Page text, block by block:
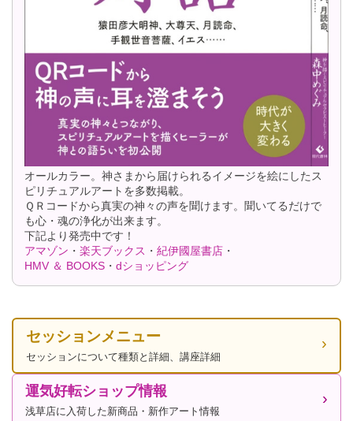
オールカラー。神さまから届けられるイメージを絵にしたス
ピリチュアルアートを多数掲載。
ＱＲコードから真実の神々の声を聞けます。聞いてるだけで
も心・魂の浄化が出来ます。
下記より発売中です！
アマゾン ・ 楽天ブックス ・ 紀伊國屋書店 ・
HMV ＆ BOOKS ・ dショッピング
セッションメニュー
セッションについて種類と詳細、講座詳細
運気好転ショップ情報
浅草店に入荷した新商品・新作アート情報